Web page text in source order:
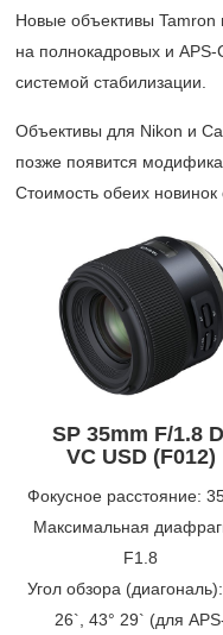
Новые объективы Tamron
на полнокадровых и
системой стабилизации.
Объективы для Nikon и
позже появится
Стоимость обеих новинок
SP 35mm F/1.8
VC USD (F012)
Фокусное расстояние:
Максимальная
F1.8
Угол обзора
26`, 43° 29` (для